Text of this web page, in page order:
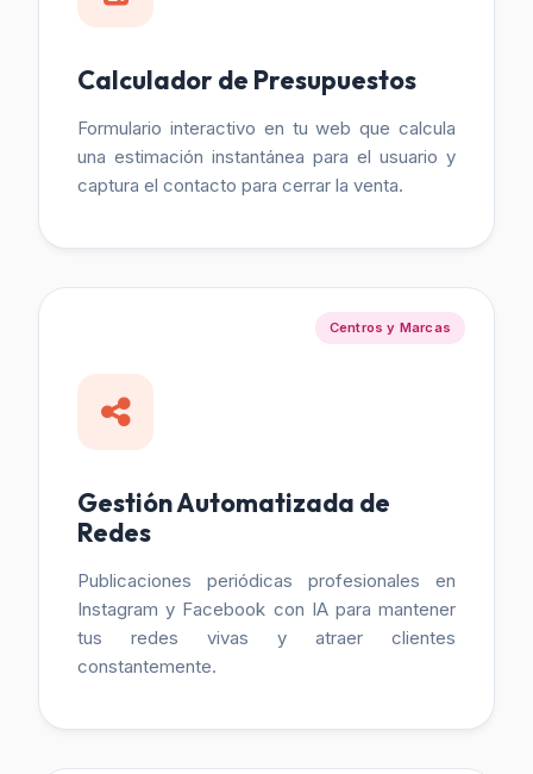
Calculador de Presupuestos
Formulario interactivo en tu web que calcula
una estimación instantánea para el usuario y
captura el contacto para cerrar la venta.
Centros y Marcas
Gestión Automatizada de
Redes
Publicaciones periódicas profesionales en
Instagram y Facebook con IA para mantener
tus redes vivas y atraer clientes
constantemente.